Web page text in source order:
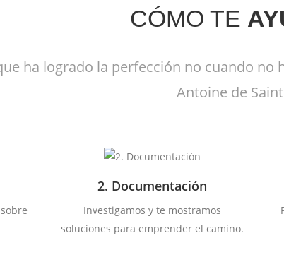
CÓMO TE
ha logrado la perfección no cuando
Antoine de
2. Documentación
Investigamos y te mostramos
soluciones para emprender el camino.